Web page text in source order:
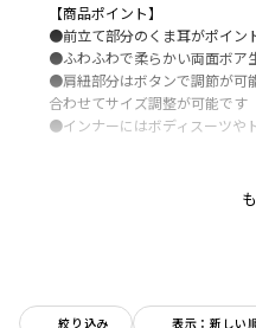
絞り込み 表示：新しい
【商品ポイント】
●前立て部分のくま耳がポイン
●ふわふわで柔らかい両面ボア
●肩紐部分はボタンで調節が可
合わせてサイズ調整が可能です
●インナーにはボディスーツや
ブランド ／branshes